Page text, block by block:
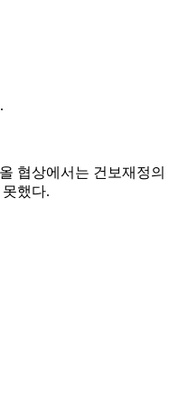
협상에서는 건보재정
했다.